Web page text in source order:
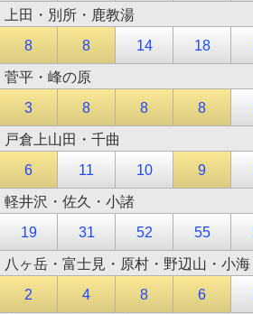
上田・別所・鹿教湯
8
8 14 18
菅平・峰の原
3
8 8 8
戸倉上山田・千曲
6
11 10 9
軽井沢・佐久・小諸
19
31 52 55
八ヶ岳・富士見・原村・野辺山・小海
2
4 8 6